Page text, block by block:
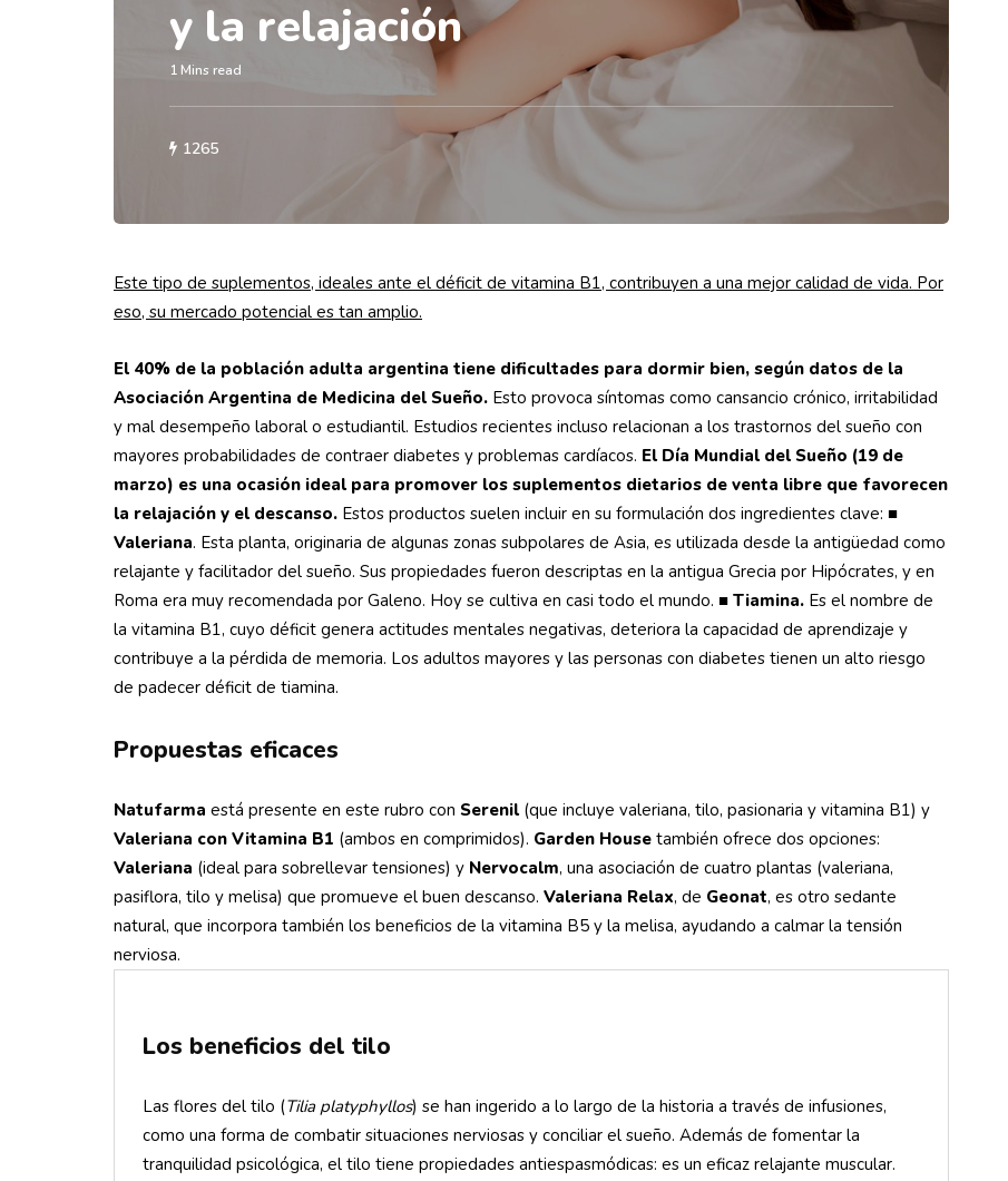
y la relajación
1 Mins read
1265
Este tipo de suplementos, ideales ante el déficit de vitamina B1, contribuyen a una mejor calidad de vida. Por
eso, su mercado potencial es tan amplio.
El 40% de la población adulta argentina tiene dificultades para dormir bien, según datos de la
Asociación Argentina de Medicina del Sueño. Esto provoca síntomas como cansancio crónico, irritabilidad
y mal desempeño laboral o estudiantil. Estudios recientes incluso relacionan a los trastornos del sueño con
mayores probabilidades de contraer diabetes y problemas cardíacos. El Día Mundial del Sueño (19 de
marzo) es una ocasión ideal para promover los suplementos dietarios de venta libre que favorecen
la relajación y el descanso. Estos productos suelen incluir en su formulación dos ingredientes clave: ■
Valeriana. Esta planta, originaria de algunas zonas subpolares de Asia, es utilizada desde la antigüedad como
relajante y facilitador del sueño. Sus propiedades fueron descriptas en la antigua Grecia por Hipócrates, y en
Roma era muy recomendada por Galeno. Hoy se cultiva en casi todo el mundo. ■ Tiamina. Es el nombre de
la vitamina B1, cuyo déficit genera actitudes mentales negativas, deteriora la capacidad de aprendizaje y
contribuye a la pérdida de memoria. Los adultos mayores y las personas con diabetes tienen un alto riesgo
de padecer déficit de tiamina.
Propuestas eficaces
Natufarma está presente en este rubro con Serenil (que incluye valeriana, tilo, pasionaria y vitamina B1) y
Valeriana con Vitamina B1 (ambos en comprimidos). Garden House también ofrece dos opciones:
Valeriana (ideal para sobrellevar tensiones) y Nervocalm, una asociación de cuatro plantas (valeriana,
pasiflora, tilo y melisa) que promueve el buen descanso. Valeriana Relax, de Geonat, es otro sedante
natural, que incorpora también los beneficios de la vitamina B5 y la melisa, ayudando a calmar la tensión
nerviosa.
Los beneficios del tilo
Las flores del tilo (Tilia platyphyllos) se han ingerido a lo largo de la historia a través de infusiones,
como una forma de combatir situaciones nerviosas y conciliar el sueño. Además de fomentar la
tranquilidad psicológica, el tilo tiene propiedades antiespasmódicas: es un eficaz relajante muscular.